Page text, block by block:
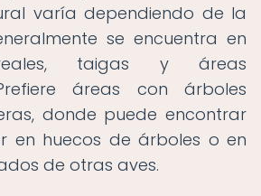
varía dependiendo de la
se encuentra en
taigas y áreas
áreas con árboles
donde puede encontrar
en huecos de árboles o en
de otras aves.